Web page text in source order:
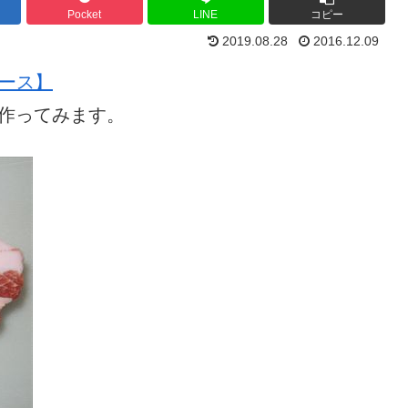
Pocket LINE コピー
2019.08.28 2016.12.09
ス】
ってみます。